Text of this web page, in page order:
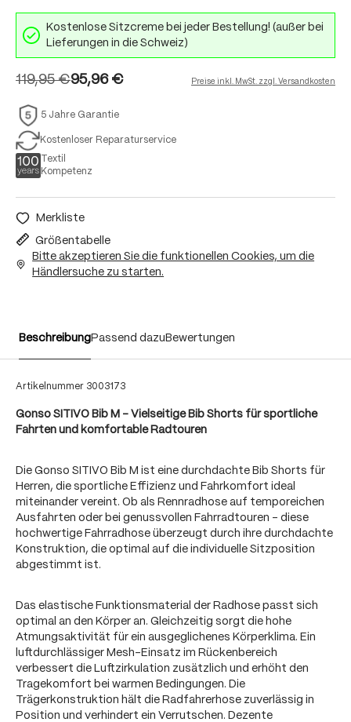
Kostenlose Sitzcreme bei jeder Bestellung! (außer bei
Lieferungen in die Schweiz)
95,96 €
119,95 € Preise inkl. MwSt. zzgl. Versandkosten
5 Jahre Garantie
Kostenloser Reparaturservice
Textil
Kompetenz
Merkliste
Größentabelle
Bitte akzeptieren Sie die funktionellen Cookies, um die
Händlersuche zu starten.
BeschreibungPassend dazu Bewertungen
Artikelnummer 3003173
Gonso SITIVO Bib M – Vielseitige Bib Shorts für sportliche
Fahrten und komfortable Radtouren
Die Gonso SITIVO Bib M ist eine durchdachte Bib Shorts für
Herren, die sportliche Effizienz und Fahrkomfort ideal
miteinander vereint. Ob als Rennradhose auf temporeichen
Ausfahrten oder bei genussvollen Fahrradtouren – diese
hochwertige Fahrradhose überzeugt durch ihre durchdachte
Konstruktion, die optimal auf die individuelle Sitzposition
abgestimmt ist.
Das elastische Funktionsmaterial der Radhose passt sich
optimal an den Körper an. Gleichzeitig sorgt die hohe
Atmungsaktivität für ein ausgeglichenes Körperklima. Ein
luftdurchlässiger Mesh-Einsatz im Rückenbereich
verbessert die Luftzirkulation zusätzlich und erhöht den
Tragekomfort bei warmen Bedingungen. Die
Trägerkonstruktion hält die Radfahrerhose zuverlässig in
Position und verhindert ein Verrutschen. Dezente